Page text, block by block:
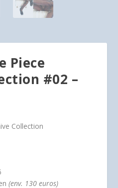
Piece
#02 –
Collection
(env. 130 euros)